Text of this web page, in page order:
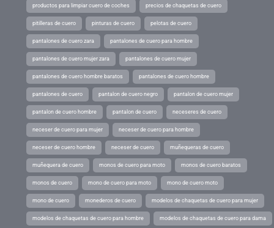
productos para limpiar cuero de coches precios de chaquetas de cuero
pitilleras de cuero pinturas de cuero pelotas de cuero
pantalones de cuero zara pantalones de cuero para hombre
pantalones de cuero mujer zara pantalones de cuero mujer
pantalones de cuero hombre baratos pantalones de cuero hombre
pantalones de cuero pantalon de cuero negro pantalon de cuero mujer
pantalon de cuero hombre pantalon de cuero neceseres de cuero
neceser de cuero para mujer neceser de cuero para hombre
neceser de cuero hombre neceser de cuero muñequeras de cuero
muñequera de cuero monos de cuero para moto monos de cuero baratos
monos de cuero mono de cuero para moto mono de cuero moto
mono de cuero monederos de cuero modelos de chaquetas de cuero para mujer
modelos de chaquetas de cuero para hombre modelos de chaquetas de cuero para dama